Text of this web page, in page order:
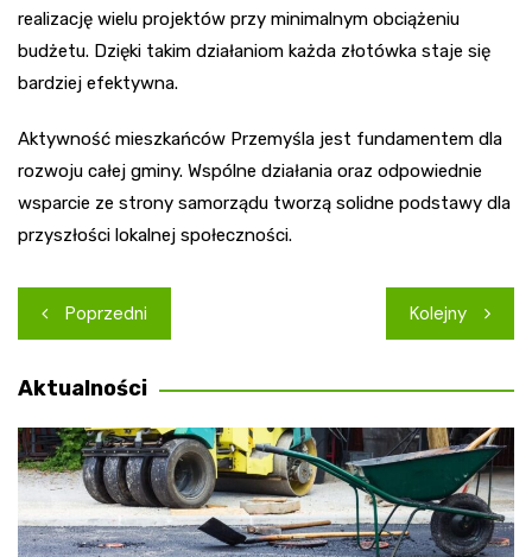
realizację wielu projektów przy minimalnym obciążeniu
budżetu. Dzięki takim działaniom każda złotówka staje się
bardziej efektywna.
Aktywność mieszkańców Przemyśla jest fundamentem dla
rozwoju całej gminy. Wspólne działania oraz odpowiednie
wsparcie ze strony samorządu tworzą solidne podstawy dla
przyszłości lokalnej społeczności.
Nawigacja
wpisu
Poprzedni Kolejny
Aktualności